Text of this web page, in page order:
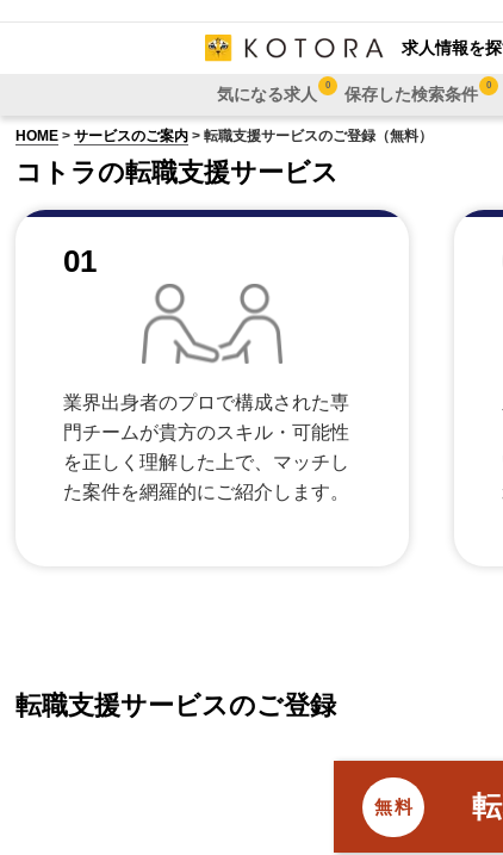
求人情報を
気になる求人 0 保存した検索条件 0
HOME >サービスのご案内 > 転職支援サービスのご登録（無料）
コトラの転職支援サービス
01
業界出身者のプロで構成された専
門チームが貴方のスキル・可能性
を正しく理解した上で、マッチし
た案件を網羅的にご紹介します。
転職支援サービスのご登録
無料